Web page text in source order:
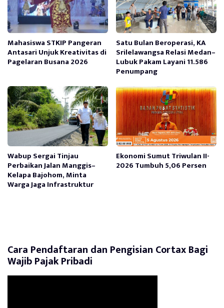
Mahasiswa STKIP Pangeran
Antasari Unjuk Kreativitas di
Pagelaran Busana 2026
Satu Bulan Beroperasi, KA
Srilelawangsa Relasi Medan–
Lubuk Pakam Layani 11.586
Penumpang
Wabup Sergai Tinjau
Perbaikan Jalan Manggis–
Kelapa Bajohom, Minta
Warga Jaga Infrastruktur
Ekonomi Sumut Triwulan II-
2026 Tumbuh 5,06 Persen
Cara Pendaftaran dan Pengisian Cortax Bagi
Wajib Pajak Pribadi